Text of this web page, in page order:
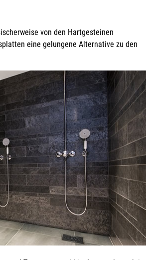
von den Hartgesteinen
eine gelungene Alternative zu den